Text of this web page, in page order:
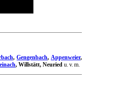
,Gengenbach,Appenweier,
, Willstätt, Neuried u. v. m.